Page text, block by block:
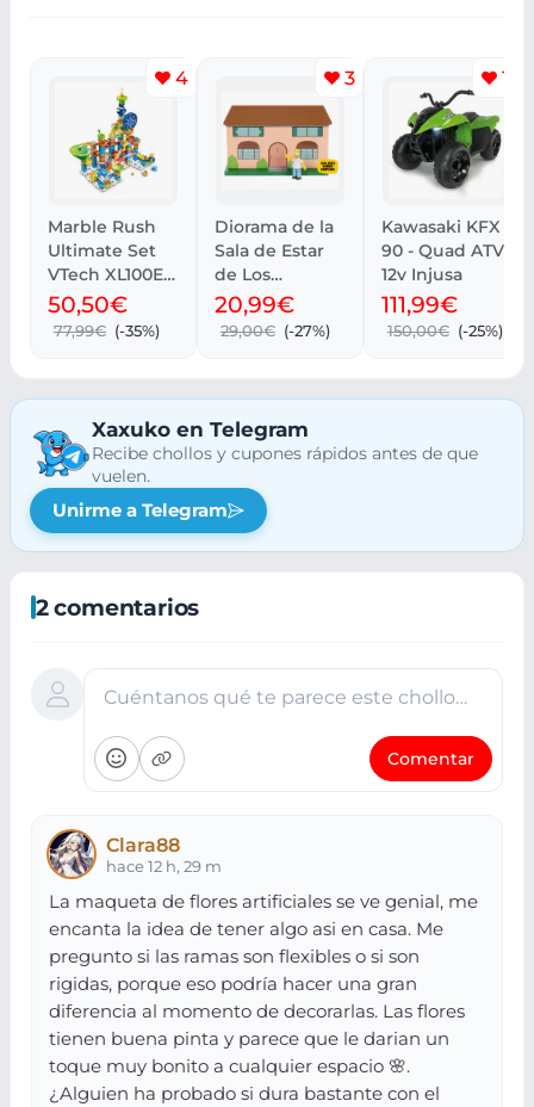
4
Marble Rush
Ultimate Set
VTech XL100E,
Juguete de
canicas
50,50€
77,99€ (-35%)
3
Diorama de la
Sala de Estar
de Los
Simpson con
Homer 6 cm
20,99€
29,00€ (-27%)
14
Kawasaki KFX
90 - Quad ATV
12v Injusa
111,99€
150,00€ (-25%)
Xaxuko en Telegram
Recibe chollos y cupones rápidos antes de que
vuelen.
Unirme a Telegram
2 comentarios
Cuéntanos qué te parece este chollo…
Comentar
Clara88
hace 12 h, 29 m
La maqueta de flores artificiales se ve genial, me
encanta la idea de tener algo asi en casa. Me
pregunto si las ramas son flexibles o si son
rigidas, porque eso podría hacer una gran
diferencia al momento de decorarlas. Las flores
tienen buena pinta y parece que le darian un
toque muy bonito a cualquier espacio 🌸.
¿Alguien ha probado si dura bastante con el